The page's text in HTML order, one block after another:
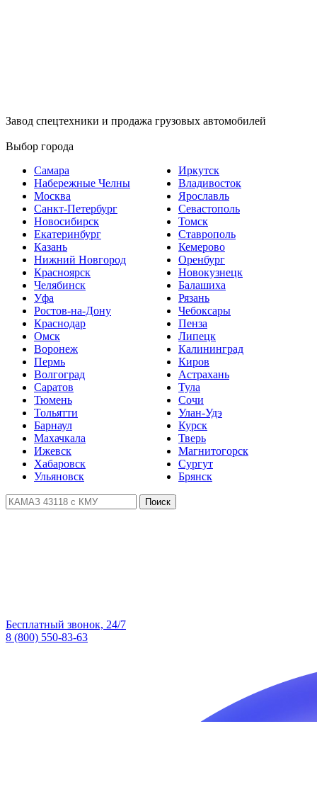
Завод спецтехники и продажа грузовых автомобилей
Выбор города
Самара
Набережные Челны
Москва
Санкт-Петербург
Новосибирск
Екатеринбург
Казань
Нижний Новгород
Красноярск
Челябинск
Уфа
Ростов-на-Дону
Краснодар
Омск
Воронеж
Пермь
Волгоград
Саратов
Тюмень
Тольятти
Барнаул
Махачкала
Ижевск
Хабаровск
Ульяновск
Иркутск
Владивосток
Ярославль
Севастополь
Томск
Ставрополь
Кемерово
Оренбург
Новокузнецк
Балашиха
Рязань
Чебоксары
Пенза
Липецк
Калининград
Киров
Астрахань
Тула
Сочи
Улан-Удэ
Курск
Тверь
Магнитогорск
Сургут
Брянск
Поиск
Бесплатный звонок, 24/7
8 (800) 550-83-63